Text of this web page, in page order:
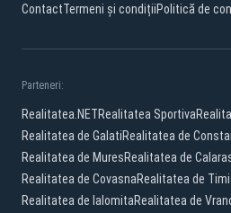
ContactTermeni și condițiiPolitică de
Parteneri:
Realitatea.NETRealitatea Sportiva
Realitatea de GalatiRealitatea de
Realitatea de MuresRealitatea de
Realitatea de CovasnaRealitatea de
Realitatea de IalomitaRealitatea de